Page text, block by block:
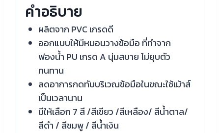
คำอธิบาย
ผลิตจาก PVC เกรดดี
ออกแบบให้มีหมอนวางข้อมือ ที่ทำจาก
ฟองน้ำ PU เกรด A นุ่มสบาย ไม่ยุบตัว
ทนทาน
ลดอาการกดทับบริเวณข้อมือในขณะใช้เม้าส์
เป็นเวลานาน
มีให้เลือก 7 สี /สีเขียว /สีเหลือง/ สีน้ำตาล/
สีดำ / สีชมพู / สีน้ำเงิน